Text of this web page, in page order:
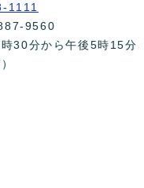
1111
9560
30分から午後5時15分